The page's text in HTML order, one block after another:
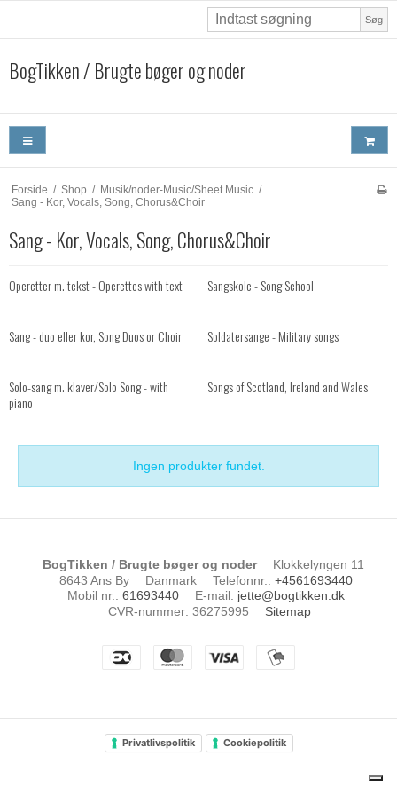
Søg
BogTikken / Brugte bøger og noder
Forside / Shop / Musik/noder-Music/Sheet Music /
Sang - Kor, Vocals, Song, Chorus&Choir
Sang - Kor, Vocals, Song, Chorus&Choir
Operetter m. tekst - Operettes with text Sangskole - Song School
Sang - duo eller kor, Song Duos or Choir Soldatersange - Military songs
Solo-sang m. klaver/Solo Song - with
piano
Songs of Scotland, Ireland and Wales
Ingen produkter fundet.
BogTikken / Brugte bøger og noder
Klokkelyngen 11
8643 Ans By
Danmark Telefonnr. : +4561693440
Mobil nr.: 61693440 E-mail: jette@bogtikken.dk
CVR-nummer: 36275995 Sitemap
Privatlivspolitik Cookiepolitik